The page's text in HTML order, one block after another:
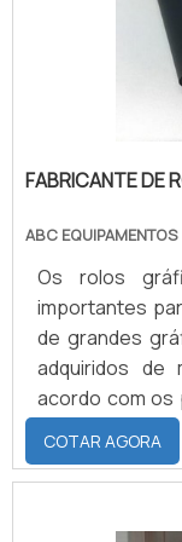
gestão das
FABRICANTE DE
ABC EQUIPAMENTOS
Os rolos
importantes
de grandes
adquiridos de
acordo com os
que será
recomendado
rolos
COTAR AGORA